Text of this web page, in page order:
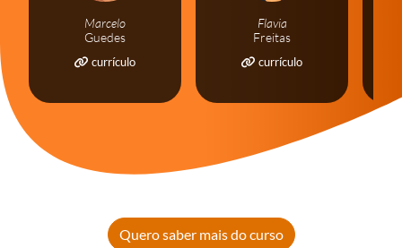
Marcelo
Guedes
currículo
Flavia
Freitas
currículo
Quero saber mais do curso